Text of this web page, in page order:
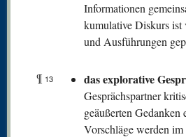
Informationen
kumulative Diskurs
und Ausführungen
¶ 13 das explorative
Gesprächspartner
geäußerten
Vorschläge werden